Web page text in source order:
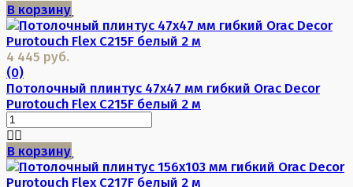
В корзину
4 445 руб.
(0)
Потолочный плинтус 47х47 мм гибкий Orac Decor
Purotouch Flex C215F белый 2 м
В корзину